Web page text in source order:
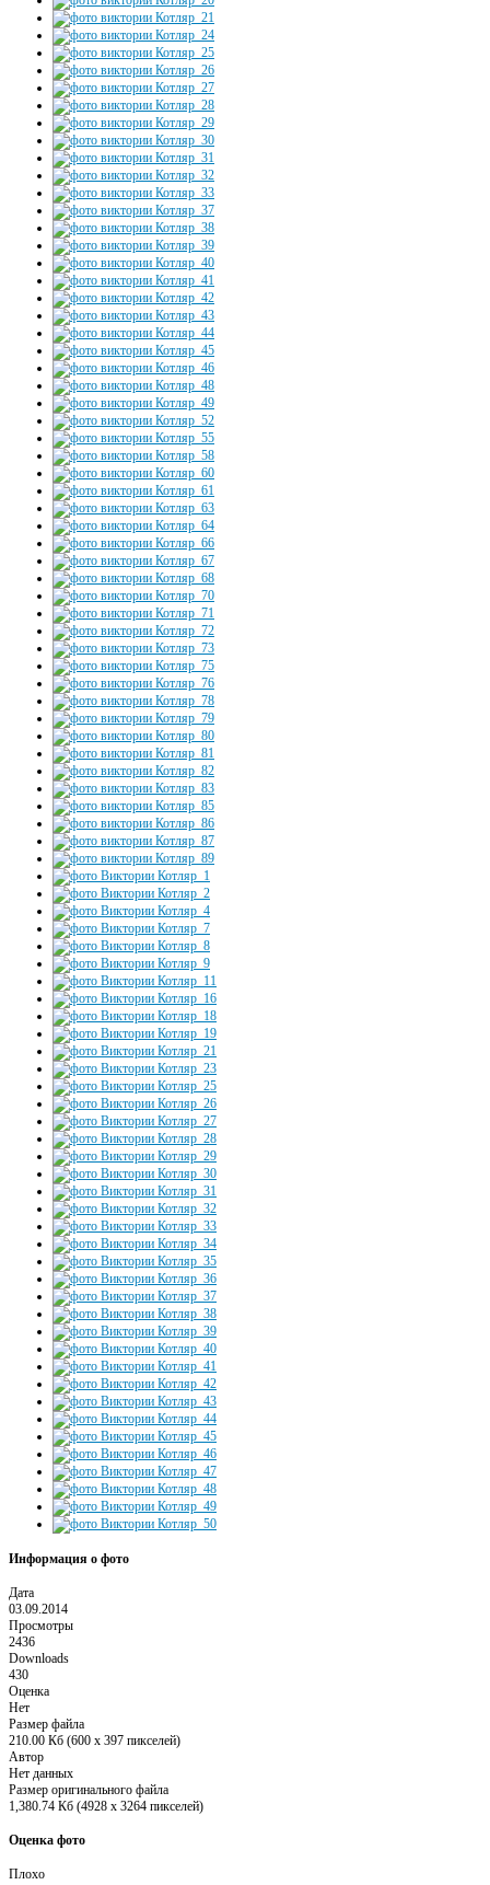
Информация о фото
Дата
03.09.2014
Просмотры
2436
Downloads
430
Оценка
Нет
Размер файла
210.00 Кб (600 x 397 пикселей)
Автор
Нет данных
Размер оригинального файла
1,380.74 Кб (4928 x 3264 пикселей)
Оценка фото
Плохо